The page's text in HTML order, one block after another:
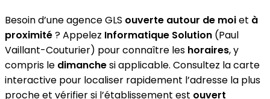
Besoin d’une agence GLS ouverte autour de moiet à
proximité? Appelez Informatique Solution (Paul
Vaillant-Couturier) pour connaître les horaires, y
compris le dimanchesi applicable. Consultez la carte
interactive pour localiser rapidement l’adresse la plus
proche et vérifier si l’établissement est ouvert